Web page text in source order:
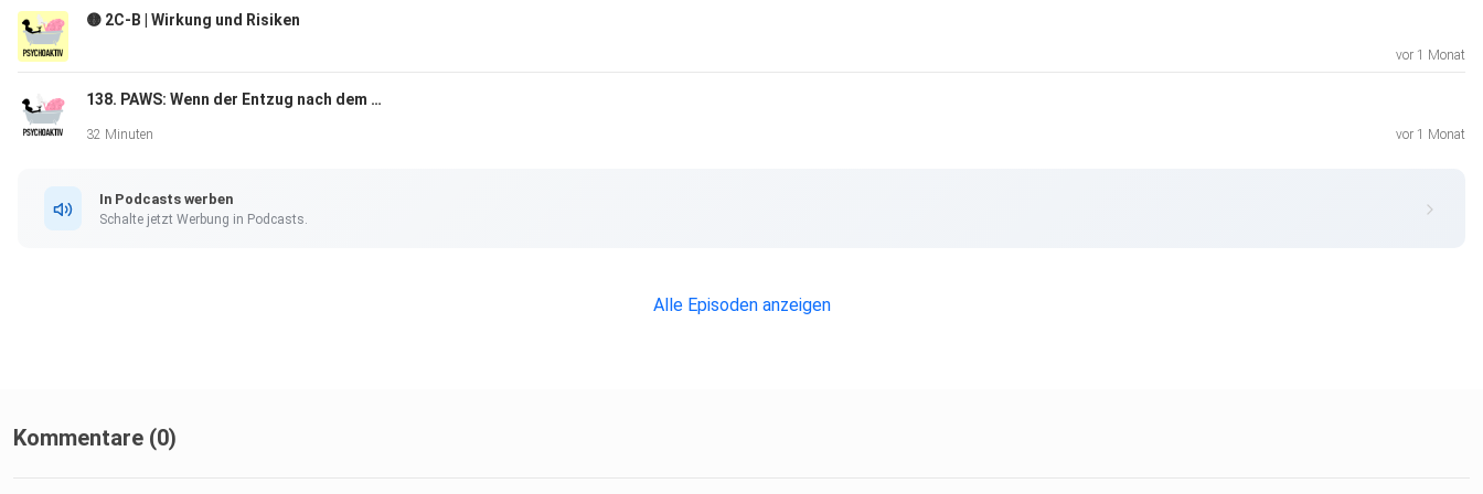
Zuhörerumfrage
Extras
Zum Newsletter
🟡 2C-B | Wirkung und Risiken
vor 1 Monat
138. PAWS: Wenn der Entzug nach dem Entzug kommt
32 Minuten vor 1 Monat
In Podcasts werben
Schalte jetzt Werbung in Podcasts.
Alle Episoden anzeigen
Kommentare (0)